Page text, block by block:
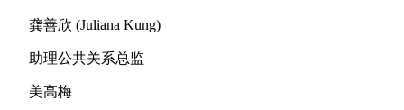
龚善欣 (Juliana Kung)
助理公共关系总监
美高梅